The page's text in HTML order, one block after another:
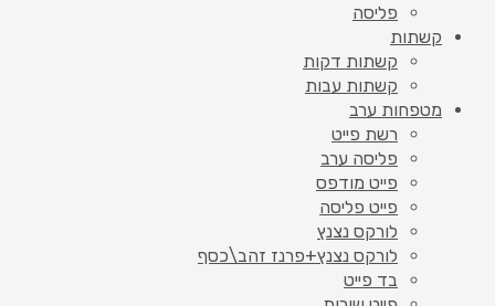
פליסה
קשתות
קשתות דקות
קשתות עבות
מטפחות ערב
רשת פייט
פליסה ערב
פייט מודפס
פייט פליסה
לורקס נצנץ
לורקס נצנץ+פרנז זהב\כסף
בד פייט